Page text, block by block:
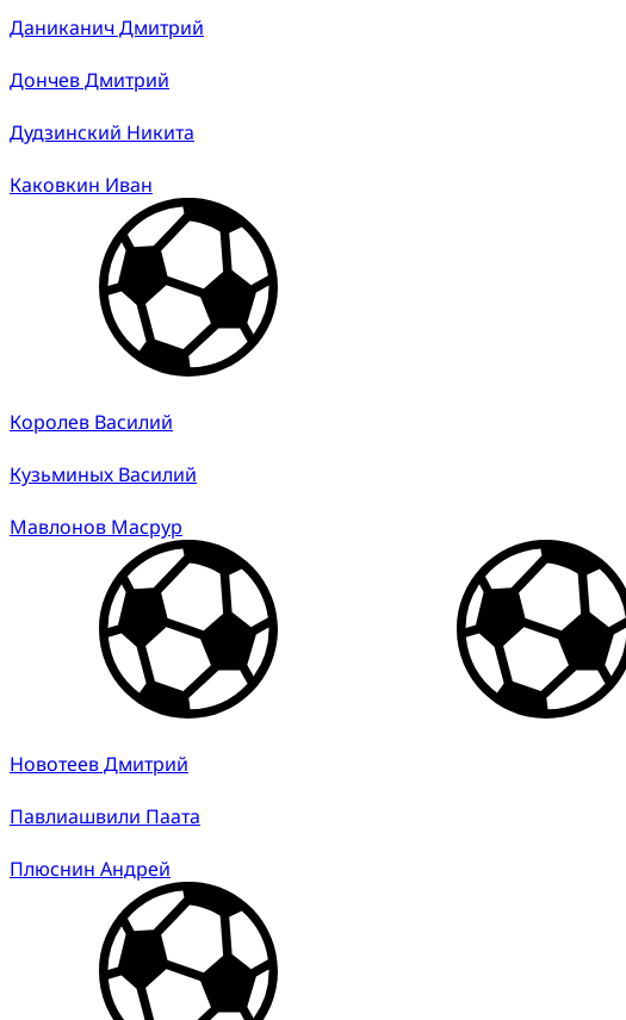
Даниканич Дмитрий
Дончев Дмитрий
Дудзинский Никита
Каковкин Иван
Королев Василий
Кузьминых Василий
Мавлонов Масрур
Новотеев Дмитрий
Павлиашвили Паата
Плюснин Андрей